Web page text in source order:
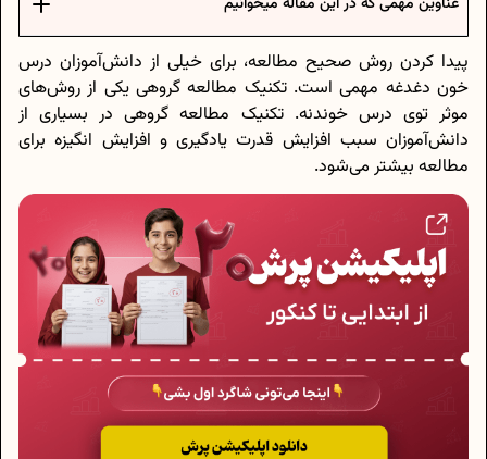
پیدا کردن روش صحیح مطالعه، برای خیلی از دانش‌آموزان درس
خون دغدغه مهمی است. تکنیک مطالعه گروهی یکی از روش‌های
موثر توی درس خوندنه. تکنیک مطالعه گروهی در بسیاری از
دانش‌آموزان سبب افزایش قدرت یادگیری و افزایش انگیزه برای
مطالعه بیشتر می‌شود.